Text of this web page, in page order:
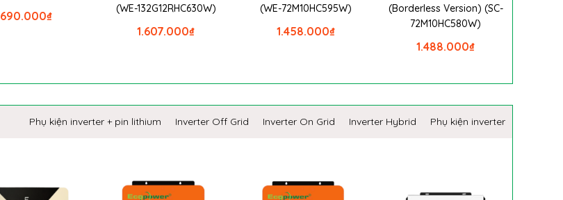
₫
690.000
(WE-132G12RHC630W)
₫
1.607.000
(WE-72M10HC595W)
₫
1.458.000
(Borderless Version) (SC-
72M10HC580W)
₫
1.488.000
Phụ kiện inverter + pin lithium Inverter Off Grid Inverter On Grid Inverter Hybrid Phụ kiện inverter